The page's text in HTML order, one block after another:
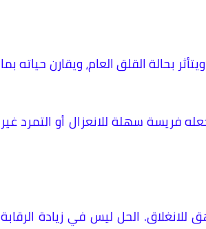
بحالة القلق العام، ويقارن حياته بما
فريسة سهلة للانعزال أو التمرد غير
للانغلاق. الحل ليس في زيادة الرقابة